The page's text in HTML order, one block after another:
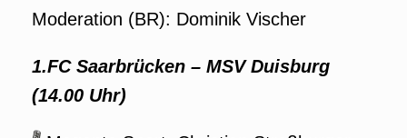
Moderation (BR): Dominik Vischer
1.FC Saarbrücken – MSV Duisburg
(14.00 Uhr)